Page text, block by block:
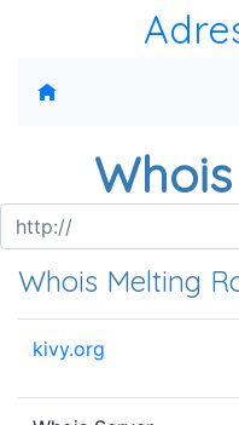
Whois
Whois Melting
kivy.org